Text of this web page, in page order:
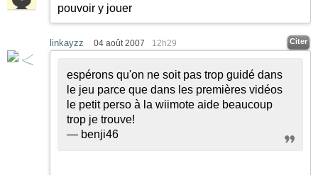
pouvoir y jouer
linkayzz 04 août 2007 12h29 Citer
espérons qu'on ne soit pas trop guidé dans
le jeu parce que dans les premières vidéos
le petit perso à la wiimote aide beaucoup
trop je trouve!
— benji46